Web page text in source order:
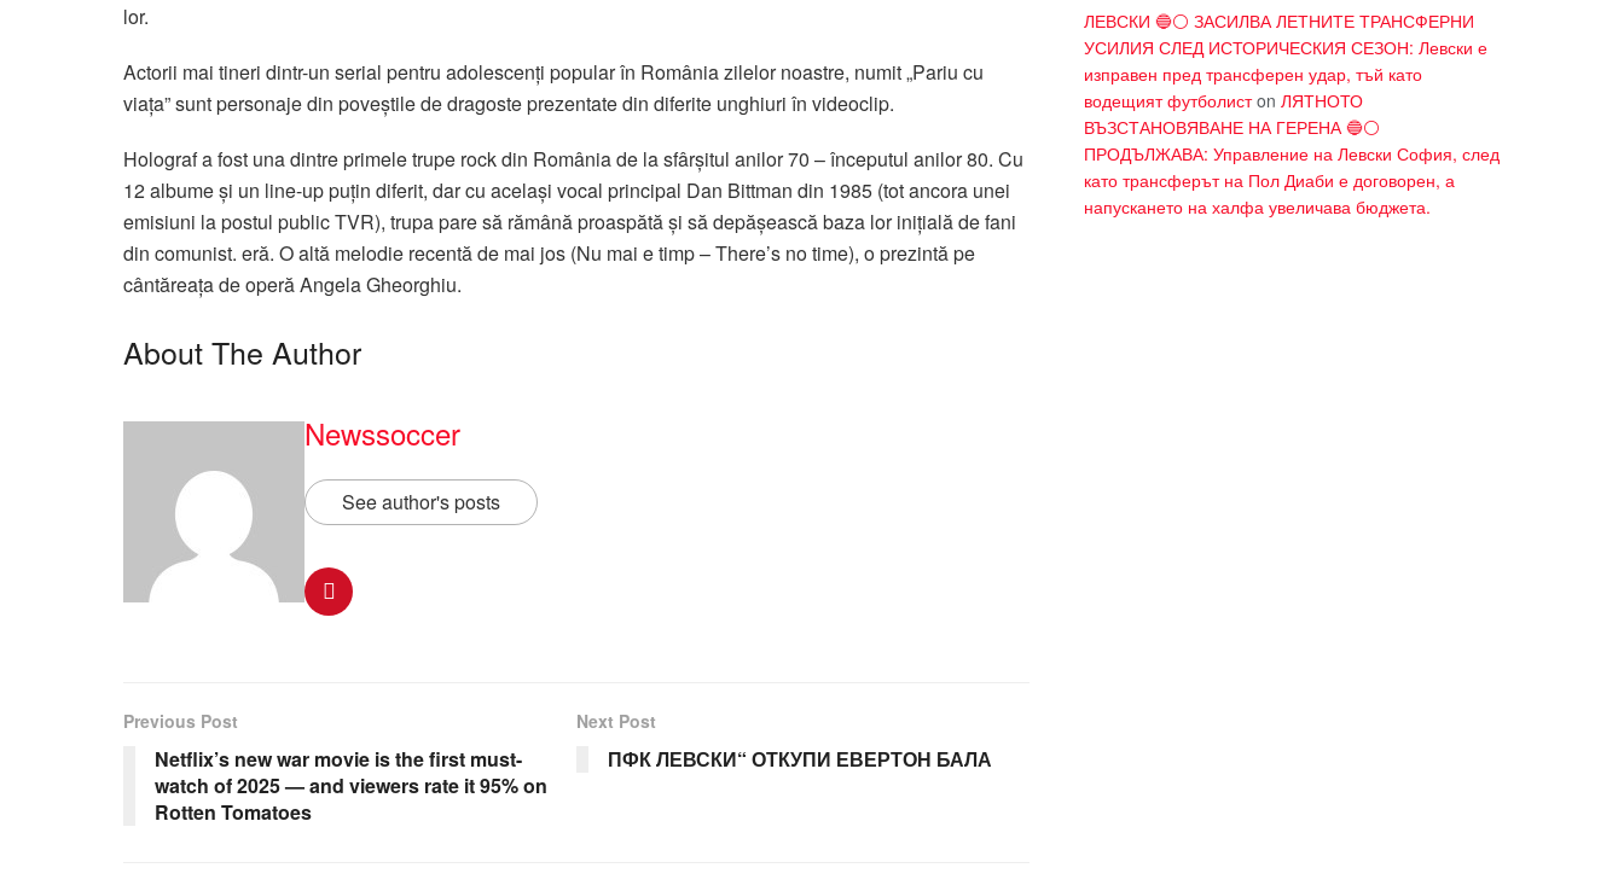
lor.
Actorii mai tineri dintr-un serial pentru adolescenți popular în România zilelor noastre, numit „Pariu cu
viața” sunt personaje din poveștile de dragoste prezentate din diferite unghiuri în videoclip.
Holograf a fost una dintre primele trupe rock din România de la sfârșitul anilor 70 – începutul anilor 80. Cu
12 albume și un line-up puțin diferit, dar cu același vocal principal Dan Bittman din 1985 (tot ancora unei
emisiuni la postul public TVR), trupa pare să rămână proaspătă și să depășească baza lor inițială de fani
din comunist. eră. O altă melodie recentă de mai jos (Nu mai e timp – There’s no time), o prezintă pe
cântăreața de operă Angela Gheorghiu.
About The Author
Newssoccer
See author's posts
Previous Post
Netflix’s new war movie is the first must-
watch of 2025 — and viewers rate it 95% on
Rotten Tomatoes
Next Post
ПФК ЛЕВСКИ“ ОТКУПИ ЕВЕРТОН БАЛА
ЛЕВСКИ 🔵⚪ ЗАСИЛВА ЛЕТНИТЕ ТРАНСФЕРНИ
УСИЛИЯ СЛЕД ИСТОРИЧЕСКИЯ СЕЗОН: Левски е
изправен пред трансферен удар, тъй като
водещият футболистon ЛЯТНОТО
ВЪЗСТАНОВЯВАНЕ НА ГЕРЕНА 🔵⚪
ПРОДЪЛЖАВА: Управление на Левски София, след
като трансферът на Пол Диаби е договорен, а
напускането на халфа увеличава бюджета.